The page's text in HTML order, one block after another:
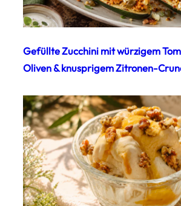
Gefüllte Zucchini mit würzigem
Oliven & knusprigem Zitronen-